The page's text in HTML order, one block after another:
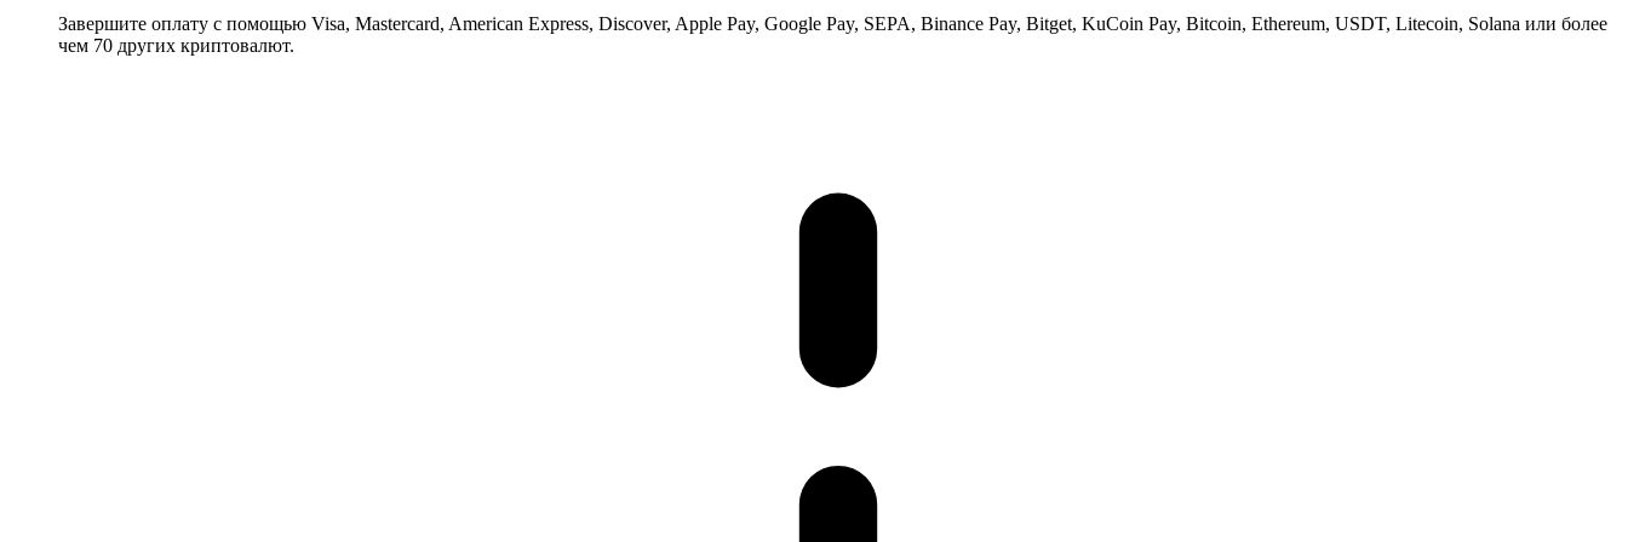
Завершите оплату с помощью Visa, Mastercard, American Express, Discover, Apple Pay, Google Pay, SEPA, Binance Pay, Bitget, KuCoin Pay, Bitcoin, Ethereum, USDT, Litecoin, Solana или более
чем 70 других криптовалют.